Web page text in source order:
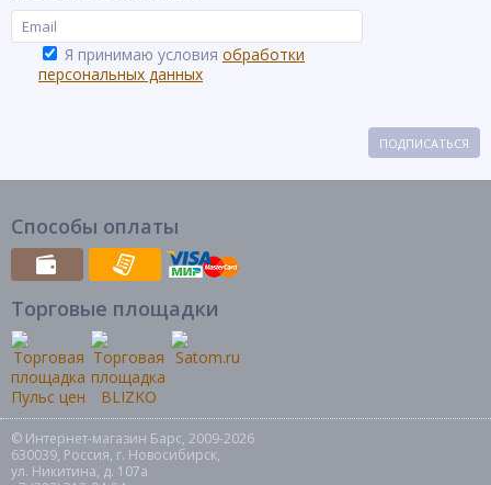
Я принимаю условия обработки
персональных данных
ПОДПИСАТЬСЯ
Способы оплаты
Торговые площадки
© Интернет-магазин Барс, 2009-2026
630039, Россия, г. Новосибирск,
ул. Никитина, д. 107а